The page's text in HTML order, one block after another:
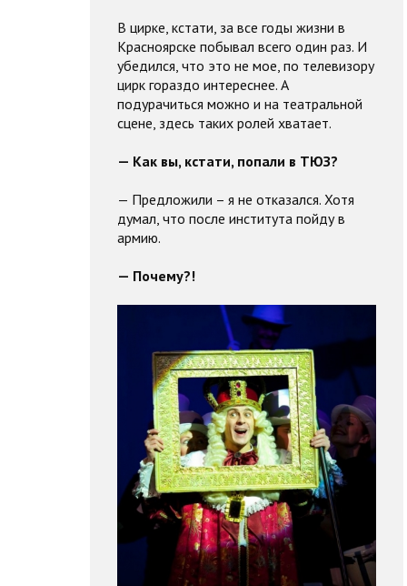
В цирке, кстати, за все годы жизни в
Красноярске побывал всего один раз. И
убедился, что это не мое, по телевизору
цирк гораздо интереснее. А
подурачиться можно и на театральной
сцене, здесь таких ролей хватает.
— Как вы, кстати, попали в ТЮЗ?
— Предложили – я не отказался. Хотя
думал, что после института пойду в
армию.
— Почему?!